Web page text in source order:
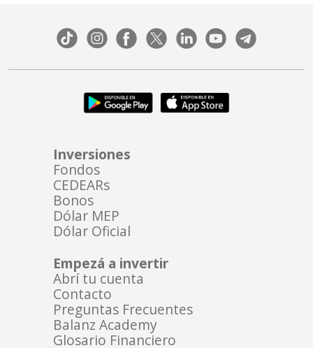
Inversiones
Fondos
CEDEARs
Bonos
Dólar MEP
Dólar Oficial
Empezá a invertir
Abrí tu cuenta
Contacto
Preguntas Frecuentes
Balanz Academy
Glosario Financiero